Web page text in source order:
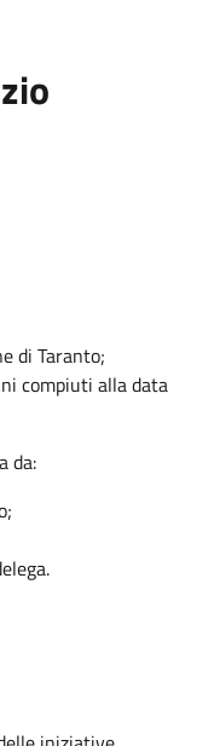
di Taranto;
compiuti alla data
da: